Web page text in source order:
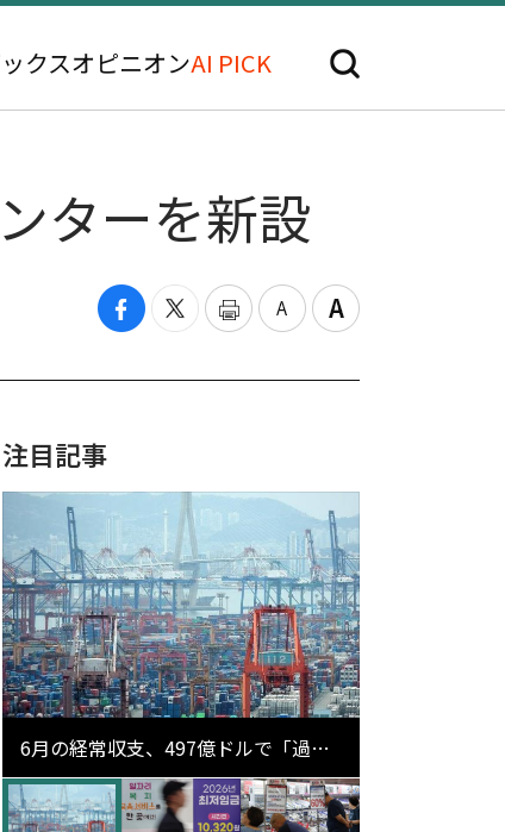
クスオピニオンAI PICK
ターを新設
注目記事
6月の経常収支、497億ドルで「過去
最大」…輸出が初の1000億ドル突破